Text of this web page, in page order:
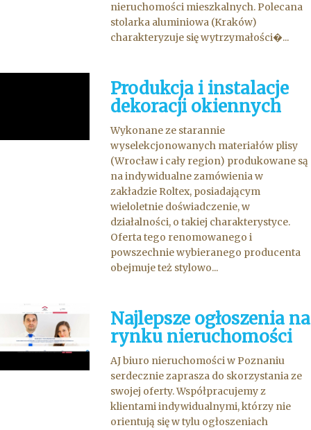
nieruchomości mieszkalnych. Polecana
stolarka aluminiowa (Kraków)
charakteryzuje się wytrzymałości�...
Produkcja i instalacje
dekoracji okiennych
Wykonane ze starannie
wyselekcjonowanych materiałów plisy
(Wrocław i cały region) produkowane są
na indywidualne zamówienia w
zakładzie Roltex, posiadającym
wieloletnie doświadczenie, w
działalności, o takiej charakterystyce.
Oferta tego renomowanego i
powszechnie wybieranego producenta
obejmuje też stylowo...
Najlepsze ogłoszenia na
rynku nieruchomości
AJ biuro nieruchomości w Poznaniu
serdecznie zaprasza do skorzystania ze
swojej oferty. Współpracujemy z
klientami indywidualnymi, którzy nie
orientują się w tylu ogłoszeniach